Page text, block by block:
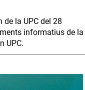
de la UPC del 28
informatius de la
UPC.